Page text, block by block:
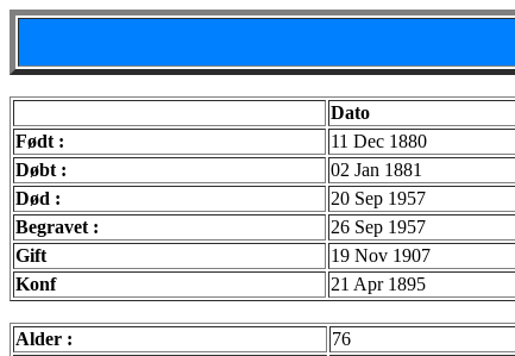
Dato
Født :
11 Dec 1880
Døbt :
02 Jan 1881
Død :
20 Sep 1957
Begravet :
26 Sep 1957
Gift
19 Nov 1907
Konf
21 Apr 1895
Alder :
76